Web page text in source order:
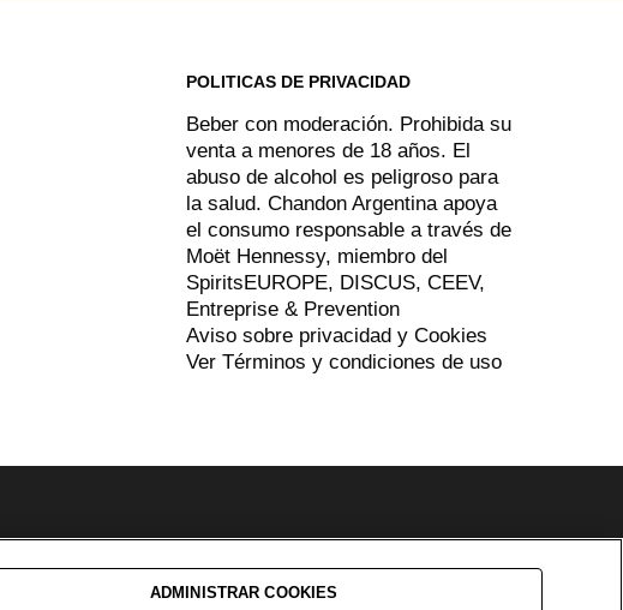
POLITICAS DE PRIVACIDAD
Beber con moderación. Prohibida su
venta a menores de 18 años. El
abuso de alcohol es peligroso para
la salud. Chandon Argentina apoya
el consumo responsable a través de
Moët Hennessy, miembro del
SpiritsEUROPE, DISCUS,CEEV,
Entreprise & Prevention
Aviso sobre privacidad y Cookies
Ver Términos y condiciones de uso
ADMINISTRAR COOKIES